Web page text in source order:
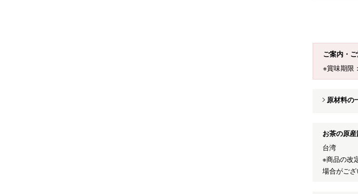
ご案内・
※賞味期限
原材料の
お茶の原
台湾
※商品の改
場合がござ